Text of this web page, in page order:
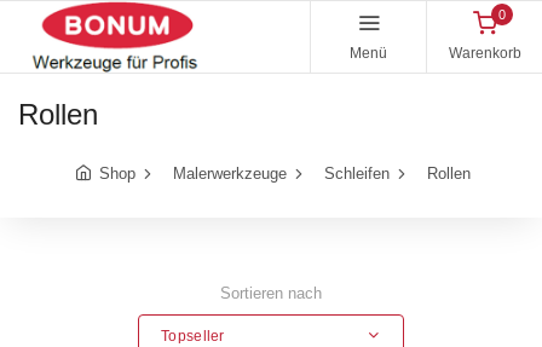
Menü
0
Warenkorb
Rollen
Shop Malerwerkzeuge Schleifen Rollen
Sortieren nach
Topseller